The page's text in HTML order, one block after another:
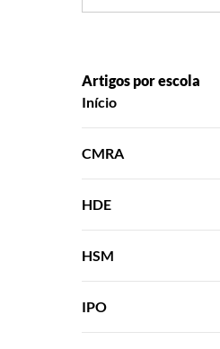
Artigos por escola
Início
CMRA
HDE
HSM
IPO